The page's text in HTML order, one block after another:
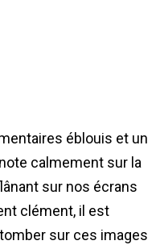
éblouis et un
calmement sur la
sur nos écrans
clément, il est
sur ces images